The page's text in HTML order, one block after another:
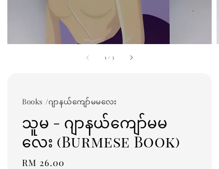
1 / 3
Books /ဂျာနယ်ကျော်မမလေး
သူမ - ဂျာနယ်ကျော်မမ
လေး (Burmese Book)
Regular
RM 26.00